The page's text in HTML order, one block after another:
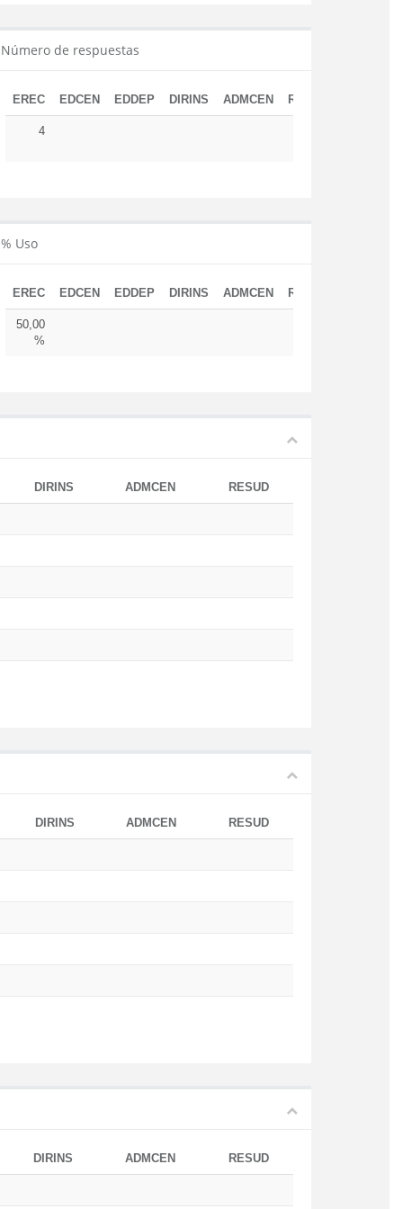
Número de respuestas
EREC EDCEN EDDEP DIRINS ADMCEN RESUD
4
% Uso
EREC EDCEN EDDEP DIRINS ADMCEN RESUD
50,00
%
DIRINS ADMCEN RESUD
DIRINS ADMCEN RESUD
DIRINS ADMCEN RESUD